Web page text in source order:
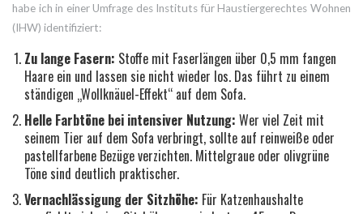
habe ich in einer Umfrage des Instituts für Haustiergerechtes Wohnen
(IHW) identifiziert:
Zu lange Fasern: Stoffe mit Faserlängen über 0,5 mm fangen
Haare ein und lassen sie nicht wieder los. Das führt zu einem
ständigen „Wollknäuel-Effekt“ auf dem Sofa.
Helle Farbtöne bei intensiver Nutzung: Wer viel Zeit mit
seinem Tier auf dem Sofa verbringt, sollte auf reinweiße oder
pastellfarbene Bezüge verzichten. Mittelgraue oder olivgrüne
Töne sind deutlich praktischer.
Vernachlässigung der Sitzhöhe: Für Katzenhaushalte